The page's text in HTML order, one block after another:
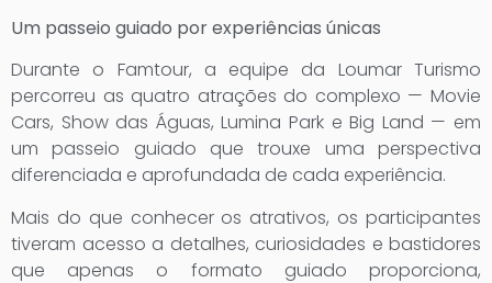
Um passeio guiado por experiências únicas
Durante o Famtour, a equipe da Loumar Turismo
percorreu as quatro atrações do complexo — Movie
Cars, Show das Águas, Lumina Park e Big Land — em
um passeio guiado que trouxe uma perspectiva
diferenciada e aprofundada de cada experiência.
Mais do que conhecer os atrativos, os participantes
tiveram acesso a detalhes, curiosidades e bastidores
que apenas o formato guiado proporciona,